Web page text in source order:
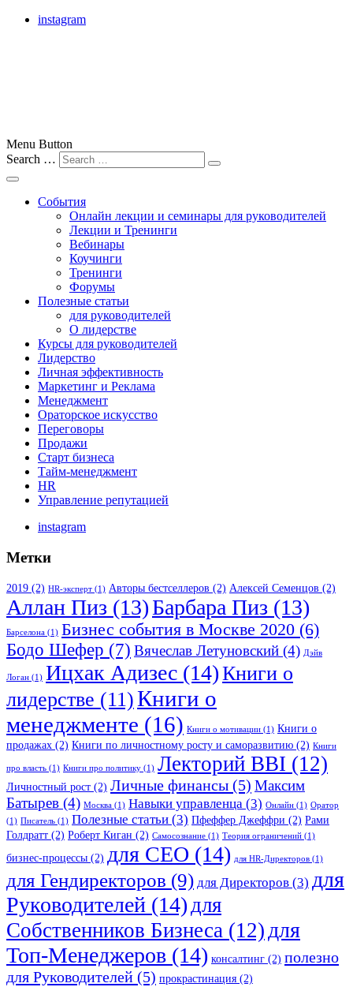
instagram
Бизнес-тренер
лучшие бизнес-тренеры Москвы, России и всего мира
Menu Button
Search …
События
Онлайн лекции и семинары для руководителей
Лекции и Тренинги
Вебинары
Коучинги
Тренинги
Форумы
Полезные статьи
для руководителей
О лидерстве
Курсы для руководителей
Лидерство
Личная эффективность
Маркетинг и Реклама
Менеджмент
Ораторское искусство
Переговоры
Продажи
Старт бизнеса
Тайм-менеджмент
HR
Управление репутацией
instagram
Метки
2019 (2) HR-эксперт (1) Авторы бестселлеров (2) Алексей Семенцов (2)
Аллан Пиз (13)Барбара Пиз (13)
Барселона (1) Бизнес события в Москве 2020 (6)
Бодо Шефер (7) Вячеслав Летуновский (4) Дэйв
Логан (1) Ицхак Адизес (14)Книги о
лидерстве (11)Книги о
менеджменте (16) Книги о мотивации (1) Книги о
продажах (2) Книги по личностному росту и саморазвитию (2) Книги
про власть (1) Книги про политику (1) Лекторий BBI (12)
Личностный рост (2) Личные финансы (5) Максим
Батырев (4) Москва (1) Навыки управленца (3) Онлайн (1) Оратор
(1) Писатель (1) Полезные статьи (3) Пфеффер Джеффри (2) Рами
Голдратт (2) Роберт Киган (2) Самосознание (1) Теория ограничений (1)
бизнес-процессы (2) для CEO (14) для HR-Директоров (1)
для Гендиректоров (9) для Директоров (3) для
Руководителей (14)для
Собственников Бизнеса (12)для
Топ-Менеджеров (14) консалтинг (2) полезно
для Руководителей (5) прокрастинация (2)